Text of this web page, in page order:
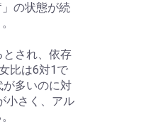
の状態が続
され、依存
比は6対1で
多いのに対
小さく、アル